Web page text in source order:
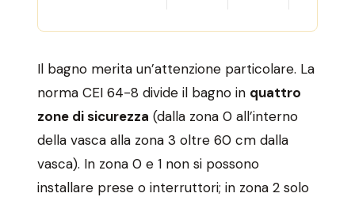
Il bagno merita un’attenzione particolare. La
norma CEI 64-8 divide il bagno in quattro
zone di sicurezza (dalla zona 0 all’interno
della vasca alla zona 3 oltre 60 cm dalla
vasca). In zona 0 e 1 non si possono
installare prese o interruttori; in zona 2 solo